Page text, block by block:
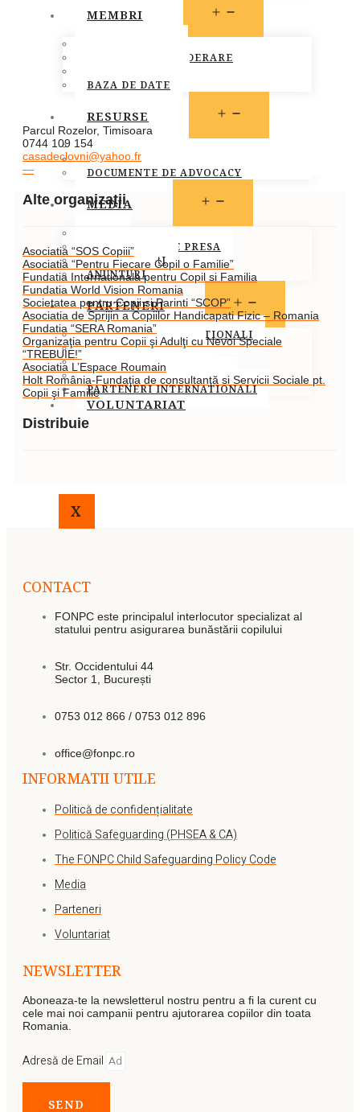
MEMBRI
PROCEDURA DE ADERARE
BAZA DE DATE
RESURSE
LEGISLATIE
PUBLICATII
DOCUMENTE DE ADVOCACY
MEDIA
COMUNICATE DE PRESA
INFO MEMBRI
ANUNTURI
PARTENERI
MENU
PARTENERI INSTITUTIONALI
PARTENERI MEDIA
SOCIETATEA CIVILA
SPONSORI SI DONATORI
PARTENERI INTERNATIONALI
VOLUNTARIAT
X
Parcul Rozelor, Timisoara
0744 109 154
casadeclovni@yahoo.fr
—
Alte organizații
Asociatia “SOS Copiii”
Asociatia “Pentru Fiecare Copil o Familie”
Fundatia Internationala pentru Copil si Familia
Fundatia World Vision Romania
Societatea pentru Copii si Parinti “SCOP”
Asociatia de Sprijin a Copiilor Handicapati Fizic – Romania
Fundatia “SERA Romania”
Organizaţia pentru Copii şi Adulţi cu Nevoi Speciale
“TREBUIE!”
Asociatia L’Espace Roumain
Holt România-Fundaţia de consultanţă si Servicii Sociale pt.
Copii şi Familie
Distribuie
CONTACT
FONPC este principalul interlocutor specializat al
statului pentru asigurarea bunăstării copilului
Str. Occidentului 44
Sector 1, București
0753 012 866 / 0753 012 896
office@fonpc.ro
INFORMATII UTILE
Politică de confidențialitate
Politică Safeguarding (PHSEA & CA)
The FONPC Child Safeguarding Policy Code
Media
Parteneri
Voluntariat
NEWSLETTER
Aboneaza-te la newsletterul nostru pentru a fi la curent cu
cele mai noi campanii pentru ajutorarea copiilor din toata
Romania.
Adresă de Email
SEND